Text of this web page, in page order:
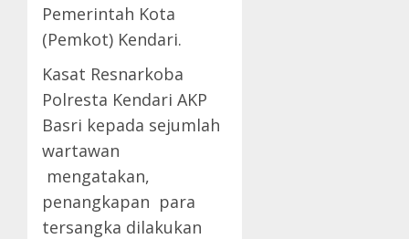
Pemerintah Kota
(Pemkot) Kendari.
Kasat Resnarkoba
Polresta Kendari AKP
Basri kepada sejumlah
wartawan
mengatakan,
penangkapan para
tersangka dilakukan